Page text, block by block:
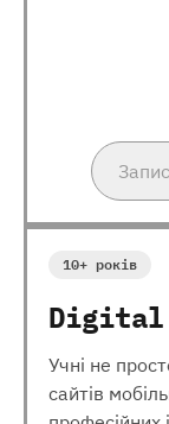
10+ років
Digital
Учні не
сайтів